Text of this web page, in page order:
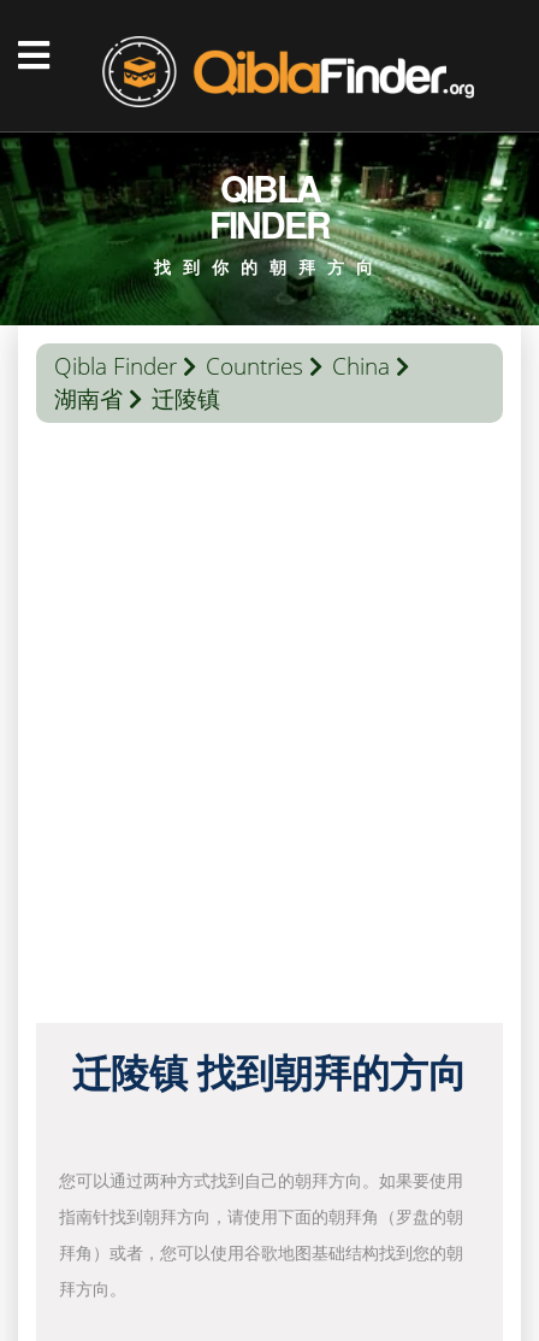
QIBLA
FINDER
找到你的朝拜方向
Qibla Finder Countries
China
湖南省
迁陵镇
迁陵镇 找到朝拜的方向
您可以通过两种方式找到自己的朝拜方向。如果要使用
指南针找到朝拜方向，请使用下面的朝拜角（罗盘的朝
拜角）或者，您可以使用谷歌地图基础结构找到您的朝
拜方向。